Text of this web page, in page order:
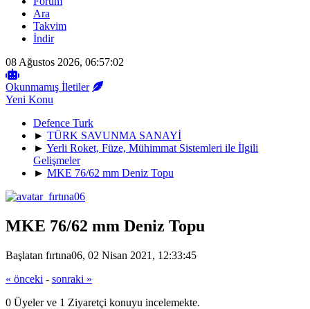
Ara
Takvim
İndir
08 Ağustos 2026, 06:57:02
Okunmamış İletiler
Yeni Konu
Defence Turk
► TÜRK SAVUNMA SANAYİ
► Yerli Roket, Füze, Mühimmat Sistemleri ile İlgili
Gelişmeler
► MKE 76/62 mm Deniz Topu
MKE 76/62 mm Deniz Topu
Başlatan fırtına06, 02 Nisan 2021, 12:33:45
« önceki - sonraki »
0 Üyeler ve 1 Ziyaretçi konuyu incelemekte.